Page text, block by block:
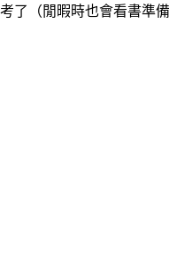
（閒暇時也會看書準